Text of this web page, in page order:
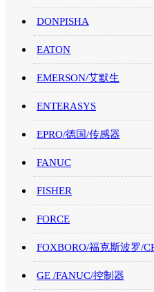
DONPISHA
EATON
EMERSON/艾默生
ENTERASYS
EPRO/德国/传感器
FANUC
FISHER
FORCE
FOXBORO/福克斯波罗/
GE /FANUC/控制器